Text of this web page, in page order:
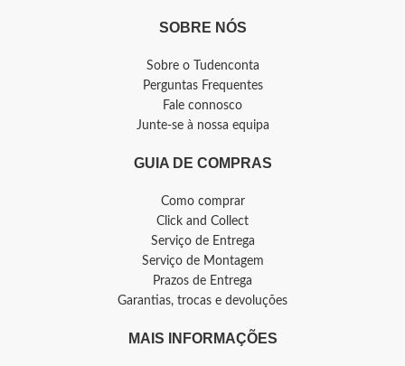
SOBRE NÓS
Sobre o Tudenconta
Perguntas Frequentes
Fale connosco
Junte-se à nossa equipa
GUIA DE COMPRAS
Como comprar
Click and Collect
Serviço de Entrega
Serviço de Montagem
Prazos de Entrega
Garantias, trocas e devoluções
MAIS INFORMAÇÕES